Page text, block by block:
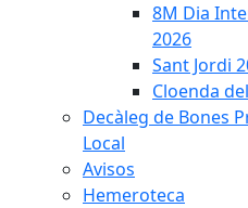
8M Dia
2026
Sant Jordi
Cloenda
Decàleg de Bones
Local
Avisos
Hemeroteca